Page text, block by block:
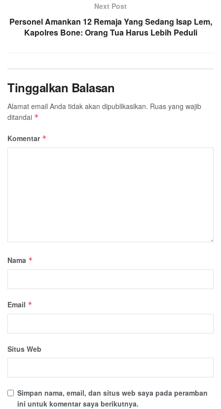
Next Post
Personel Amankan 12 Remaja Yang Sedang Isap Lem,
Kapolres Bone: Orang Tua Harus Lebih Peduli
Tinggalkan Balasan
Alamat email Anda tidak akan dipublikasikan. Ruas yang wajib
ditandai *
Komentar *
Nama *
Email *
Situs Web
Simpan nama, email, dan situs web saya pada peramban
ini untuk komentar saya berikutnya.